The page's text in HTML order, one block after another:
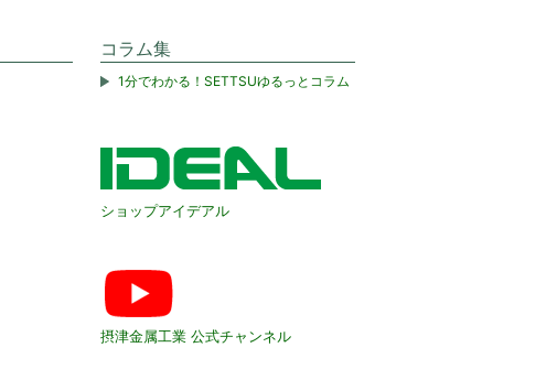
コラム集
1分でわかる！SETTSUゆるっとコラム
ショップアイデアル
摂津金属工業 公式チャンネル